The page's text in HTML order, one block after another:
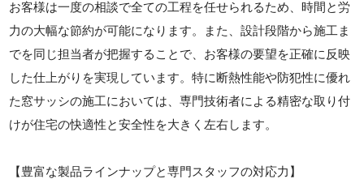
お客様は一度の相談で全ての工程を任せられるため、時間と労
力の大幅な節約が可能になります。また、設計段階から施工ま
でを同じ担当者が把握することで、お客様の要望を正確に反映
した仕上がりを実現しています。特に断熱性能や防犯性に優れ
た窓サッシの施工においては、専門技術者による精密な取り付
けが住宅の快適性と安全性を大きく左右します。
【豊富な製品ラインナップと専門スタッフの対応力】